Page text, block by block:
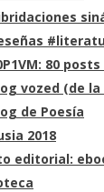
80
vozed (de
de Poesía
2018
editorial: